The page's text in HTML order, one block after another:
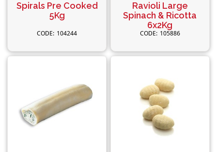
Spirals Pre Cooked
5Kg
104244
Ravioli Large
Spinach & Ricotta
6x2Kg
105886